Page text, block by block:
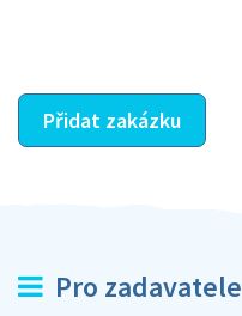
Přidat zakázku
Pro zadavatele